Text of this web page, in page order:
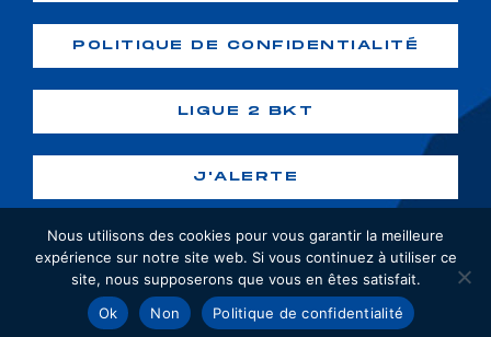
POLITIQUE DE CONFIDENTIALITÉ
LIGUE 2 BKT
J'ALERTE
Copyright ©2026 GF38. Tous droits
réservés. Création :webiaprod
Nous utilisons des cookies pour vous garantir la meilleure
expérience sur notre site web. Si vous continuez à utiliser ce
site, nous supposerons que vous en êtes satisfait.
Ok
Non Politique de confidentialité